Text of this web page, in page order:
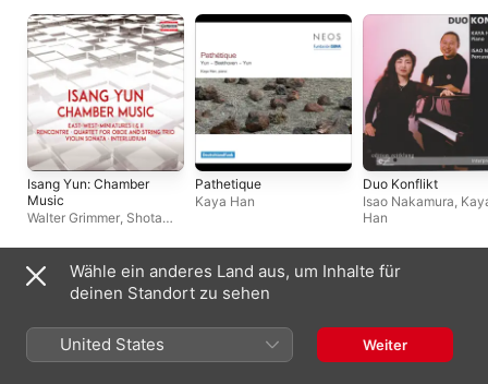
Isang Yun: Chamber
Music
Walter Grimmer, Shota
Pathetique
Kaya Han
Duo Konflikt
Isao Nakamura,
Han
Andere Künstler:innen
Wähle ein anderes Land aus, um Inhalte für
deinen Standort zu sehen
United States Weiter